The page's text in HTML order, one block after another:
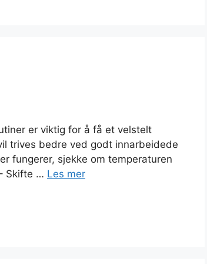
er viktig for å få et velstelt
trives bedre ved godt innarbeidede
fungerer, sjekke om temperaturen
Skifte … Les mer